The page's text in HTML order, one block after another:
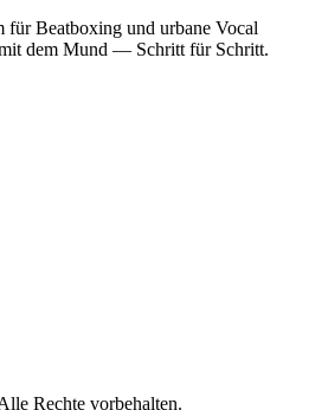
für Beatboxing und urbane Vocal
dem Mund — Schritt für Schritt.
Rechte vorbehalten.